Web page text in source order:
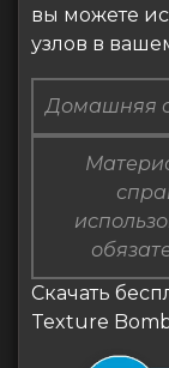
вы можете
узлов в
Домашняя
Скачать
Texture